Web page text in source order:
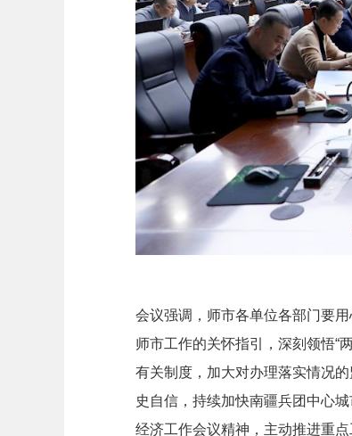
会议强调，师市各单位各部门要
师市工作的关怀指引，深刻领悟“
有关制度，加大对办理落实情况
史自信，持续加快南疆兵团中心
经济工作会议精神，主动推进重